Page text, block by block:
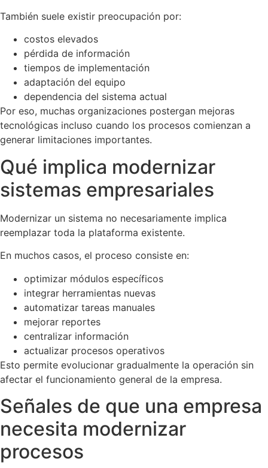
También suele existir preocupación por:
costos elevados
pérdida de información
tiempos de implementación
adaptación del equipo
dependencia del sistema actual
Por eso, muchas organizaciones postergan mejoras
tecnológicas incluso cuando los procesos comienzan a
generar limitaciones importantes.
Qué implica modernizar
sistemas empresariales
Modernizar un sistema no necesariamente implica
reemplazar toda la plataforma existente.
En muchos casos, el proceso consiste en:
optimizar módulos específicos
integrar herramientas nuevas
automatizar tareas manuales
mejorar reportes
centralizar información
actualizar procesos operativos
Esto permite evolucionar gradualmente la operación sin
afectar el funcionamiento general de la empresa.
Señales de que una empresa
necesita modernizar
procesos